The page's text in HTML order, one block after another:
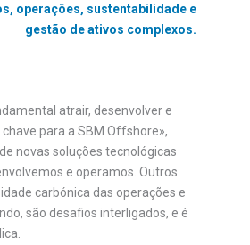
operações, sustentabilidade e
gestão de ativos complexos.
atrair, desenvolver e
para a SBM Offshore»,
novas soluções tecnológicas
e operamos. Outros
carbónica das operações e
são desafios interligados, e é